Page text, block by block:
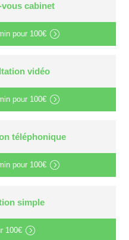
vous cabinet
pour 100€
vidéo
pour 100€
téléphonique
pour 100€
simple
100€